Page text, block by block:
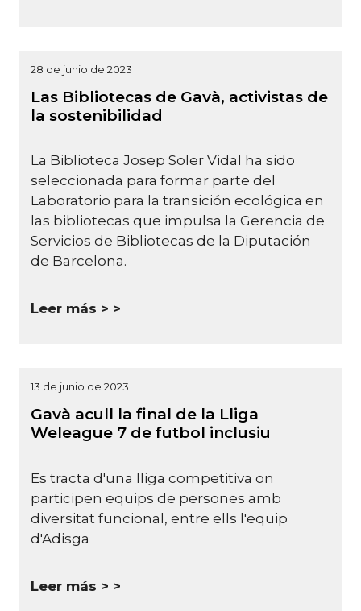
28 de junio de 2023
Las Bibliotecas de Gavà, activistas de
la sostenibilidad
La Biblioteca Josep Soler Vidal ha sido
seleccionada para formar parte del
Laboratorio para la transición ecológica en
las bibliotecas que impulsa la Gerencia de
Servicios de Bibliotecas de la Diputación
de Barcelona.
Leer más >
13 de junio de 2023
Gavà acull la final de la Lliga
Weleague 7 de futbol inclusiu
Es tracta d'una lliga competitiva on
participen equips de persones amb
diversitat funcional, entre ells l'equip
d'Adisga
Leer más >